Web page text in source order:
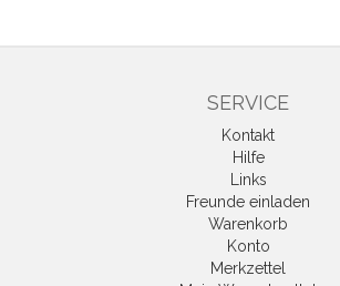
SERVICE
Kontakt
Hilfe
Links
Freunde einladen
Warenkorb
Konto
Merkzettel